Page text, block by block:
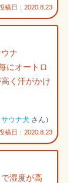
稿日：2020.8.23
ナ
にオートロ
く汗がかけ
サウナ犬 さん）
稿日：2020.8.23
湿度が高